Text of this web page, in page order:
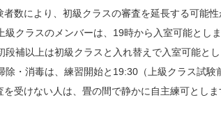
数により、初級クラスの審査を延長する可能性
クラスのメンバーは、19時から入室可能としま
補以上は初級クラスと入れ替えで入室可能とし
除・消毒は、練習開始と19:30（上級クラス
受けない人は、畳の間で静かに自主練可としま